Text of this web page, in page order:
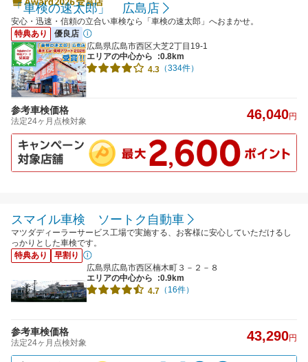
「車検の速太郎」 広島店
安心・迅速・信頼の立合い車検なら「車検の速太郎」へおまかせ。
特典あり
優良店
広島県広島市西区大芝2丁目19-1
エリアの中心から
:0.8km
4.3 （334件）
参考車検価格
法定24ヶ月点検対象 46,040円
スマイル車検 ソートク自動車
マツダディーラーサービス工場で実施する、お客様に安心していただけるし
っかりとした車検です。
特典あり
早割り
広島県広島市西区楠木町３－２－８
エリアの中心から
:0.9km
4.7 （16件）
参考車検価格
法定24ヶ月点検対象 43,290円